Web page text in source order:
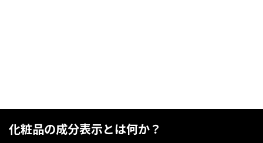
化粧品の成分表示とは何か？